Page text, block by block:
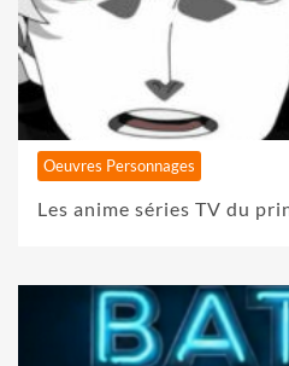
Oeuvres Personnages
Les anime séries TV du